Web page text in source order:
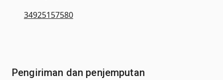
34925157580
Pengiriman dan penjemputan